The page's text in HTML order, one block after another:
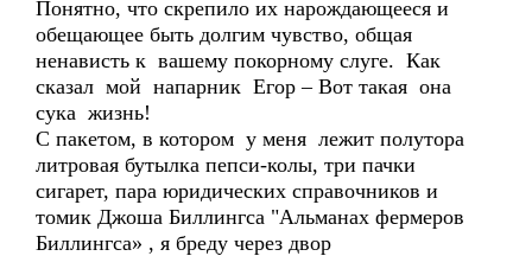
Понятно, что скрепило их нарождающееся и
обещающее быть долгим чувство, общая
ненависть к вашему покорному слуге. Как
сказал мой напарник Егор – Вот такая она
сука жизнь!
С пакетом, в котором у меня лежит полутора
литровая бутылка пепси-колы, три пачки
сигарет, пара юридических справочников и
томик Джоша Биллингса "Альманах фермеров
Биллингса» , я бреду через двор